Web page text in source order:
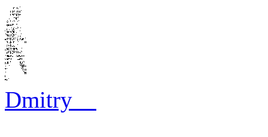
Dmitry__